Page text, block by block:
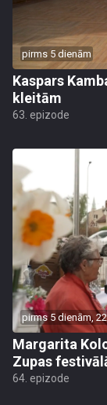
pirms 5 dienām
Kaspars
kleitām
63. epizode
pirms 5 dienām,
Margarita
Zupas
64. epizode